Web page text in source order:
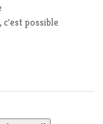
c'est possible